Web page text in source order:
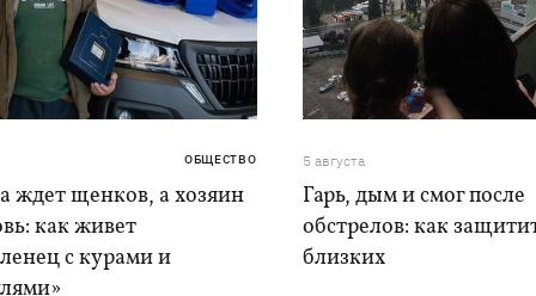
ОБЩЕСТВО
ждет щенков, а хозяин
как живет
с курами и
5 августа
Гарь, дым и смог после
обстрелов: как
близких